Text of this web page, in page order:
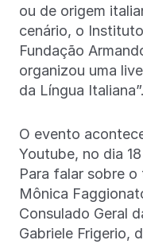
ou de origem
cenário, o
Fundação
organizou uma
da Língua Italiana”.
O evento
Youtube, no dia
Para falar sobre
Mônica
Consulado Geral
Gabriele Frigerio,